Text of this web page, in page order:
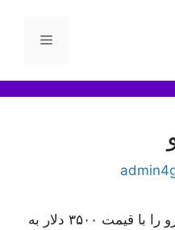
فهرست
اپل قصد دارد هدست ویژن پرو را با قیمت ۳۵۰۰ دلار به